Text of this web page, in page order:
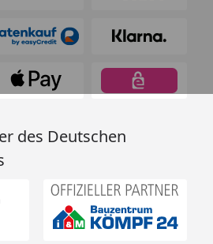
des Deutschen